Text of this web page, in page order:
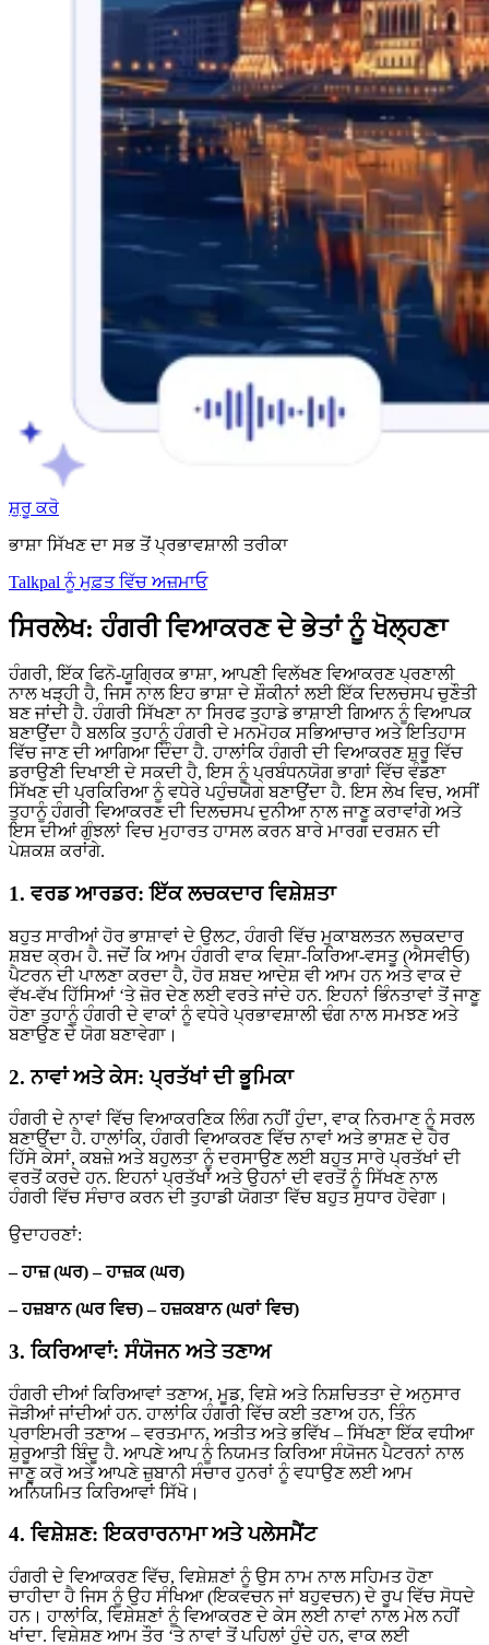
ਸ਼ੁਰੂ ਕਰੋ
ਭਾਸ਼ਾ ਸਿੱਖਣ ਦਾ ਸਭ ਤੋਂ ਪ੍ਰਭਾਵਸ਼ਾਲੀ ਤਰੀਕਾ
Talkpal ਨੂੰ ਮੁਫ਼ਤ ਵਿੱਚ ਅਜ਼ਮਾਓ
ਸਿਰਲੇਖ: ਹੰਗਰੀ ਵਿਆਕਰਣ ਦੇ ਭੇਤਾਂ ਨੂੰ ਖੋਲ੍ਹਣਾ
ਹੰਗਰੀ, ਇੱਕ ਫਿਨੋ-ਯੂਗ੍ਰਿਕ ਭਾਸ਼ਾ, ਆਪਣੀ ਵਿਲੱਖਣ ਵਿਆਕਰਣ ਪ੍ਰਣਾਲੀ
ਨਾਲ ਖੜ੍ਹੀ ਹੈ, ਜਿਸ ਨਾਲ ਇਹ ਭਾਸ਼ਾ ਦੇ ਸ਼ੌਕੀਨਾਂ ਲਈ ਇੱਕ ਦਿਲਚਸਪ ਚੁਣੌਤੀ
ਬਣ ਜਾਂਦੀ ਹੈ. ਹੰਗਰੀ ਸਿੱਖਣਾ ਨਾ ਸਿਰਫ ਤੁਹਾਡੇ ਭਾਸ਼ਾਈ ਗਿਆਨ ਨੂੰ ਵਿਆਪਕ
ਬਣਾਉਂਦਾ ਹੈ ਬਲਕਿ ਤੁਹਾਨੂੰ ਹੰਗਰੀ ਦੇ ਮਨਮੋਹਕ ਸਭਿਆਚਾਰ ਅਤੇ ਇਤਿਹਾਸ
ਵਿੱਚ ਜਾਣ ਦੀ ਆਗਿਆ ਦਿੰਦਾ ਹੈ. ਹਾਲਾਂਕਿ ਹੰਗਰੀ ਦੀ ਵਿਆਕਰਣ ਸ਼ੁਰੂ ਵਿੱਚ
ਡਰਾਉਣੀ ਦਿਖਾਈ ਦੇ ਸਕਦੀ ਹੈ, ਇਸ ਨੂੰ ਪ੍ਰਬੰਧਨਯੋਗ ਭਾਗਾਂ ਵਿੱਚ ਵੰਡਣਾ
ਸਿੱਖਣ ਦੀ ਪ੍ਰਕਿਰਿਆ ਨੂੰ ਵਧੇਰੇ ਪਹੁੰਚਯੋਗ ਬਣਾਉਂਦਾ ਹੈ. ਇਸ ਲੇਖ ਵਿਚ, ਅਸੀਂ
ਤੁਹਾਨੂੰ ਹੰਗਰੀ ਵਿਆਕਰਣ ਦੀ ਦਿਲਚਸਪ ਦੁਨੀਆ ਨਾਲ ਜਾਣੂ ਕਰਾਵਾਂਗੇ ਅਤੇ
ਇਸ ਦੀਆਂ ਗੁੰਝਲਾਂ ਵਿਚ ਮੁਹਾਰਤ ਹਾਸਲ ਕਰਨ ਬਾਰੇ ਮਾਰਗ ਦਰਸ਼ਨ ਦੀ
ਪੇਸ਼ਕਸ਼ ਕਰਾਂਗੇ.
1. ਵਰਡ ਆਰਡਰ: ਇੱਕ ਲਚਕਦਾਰ ਵਿਸ਼ੇਸ਼ਤਾ
ਬਹੁਤ ਸਾਰੀਆਂ ਹੋਰ ਭਾਸ਼ਾਵਾਂ ਦੇ ਉਲਟ, ਹੰਗਰੀ ਵਿੱਚ ਮੁਕਾਬਲਤਨ ਲਚਕਦਾਰ
ਸ਼ਬਦ ਕ੍ਰਮ ਹੈ. ਜਦੋਂ ਕਿ ਆਮ ਹੰਗਰੀ ਵਾਕ ਵਿਸ਼ਾ-ਕਿਰਿਆ-ਵਸਤੂ (ਐਸਵੀਓ)
ਪੈਟਰਨ ਦੀ ਪਾਲਣਾ ਕਰਦਾ ਹੈ, ਹੋਰ ਸ਼ਬਦ ਆਦੇਸ਼ ਵੀ ਆਮ ਹਨ ਅਤੇ ਵਾਕ ਦੇ
ਵੱਖ-ਵੱਖ ਹਿੱਸਿਆਂ ‘ਤੇ ਜ਼ੋਰ ਦੇਣ ਲਈ ਵਰਤੇ ਜਾਂਦੇ ਹਨ. ਇਹਨਾਂ ਭਿੰਨਤਾਵਾਂ ਤੋਂ ਜਾਣੂ
ਹੋਣਾ ਤੁਹਾਨੂੰ ਹੰਗਰੀ ਦੇ ਵਾਕਾਂ ਨੂੰ ਵਧੇਰੇ ਪ੍ਰਭਾਵਸ਼ਾਲੀ ਢੰਗ ਨਾਲ ਸਮਝਣ ਅਤੇ
ਬਣਾਉਣ ਦੇ ਯੋਗ ਬਣਾਵੇਗਾ।
2. ਨਾਵਾਂ ਅਤੇ ਕੇਸ: ਪ੍ਰਤੱਖਾਂ ਦੀ ਭੂਮਿਕਾ
ਹੰਗਰੀ ਦੇ ਨਾਵਾਂ ਵਿੱਚ ਵਿਆਕਰਣਿਕ ਲਿੰਗ ਨਹੀਂ ਹੁੰਦਾ, ਵਾਕ ਨਿਰਮਾਣ ਨੂੰ ਸਰਲ
ਬਣਾਉਂਦਾ ਹੈ. ਹਾਲਾਂਕਿ, ਹੰਗਰੀ ਵਿਆਕਰਣ ਵਿੱਚ ਨਾਵਾਂ ਅਤੇ ਭਾਸ਼ਣ ਦੇ ਹੋਰ
ਹਿੱਸੇ ਕੇਸਾਂ, ਕਬਜ਼ੇ ਅਤੇ ਬਹੁਲਤਾ ਨੂੰ ਦਰਸਾਉਣ ਲਈ ਬਹੁਤ ਸਾਰੇ ਪ੍ਰਤੱਖਾਂ ਦੀ
ਵਰਤੋਂ ਕਰਦੇ ਹਨ. ਇਹਨਾਂ ਪ੍ਰਤੱਖਾਂ ਅਤੇ ਉਹਨਾਂ ਦੀ ਵਰਤੋਂ ਨੂੰ ਸਿੱਖਣ ਨਾਲ
ਹੰਗਰੀ ਵਿੱਚ ਸੰਚਾਰ ਕਰਨ ਦੀ ਤੁਹਾਡੀ ਯੋਗਤਾ ਵਿੱਚ ਬਹੁਤ ਸੁਧਾਰ ਹੋਵੇਗਾ।
ਉਦਾਹਰਣਾਂ:
– ਹਾਜ਼ (ਘਰ) – ਹਾਜ਼ਕ (ਘਰ)
– ਹਜ਼ਬਾਨ (ਘਰ ਵਿਚ) – ਹਜ਼ਕਬਾਨ (ਘਰਾਂ ਵਿਚ)
3. ਕਿਰਿਆਵਾਂ: ਸੰਯੋਜਨ ਅਤੇ ਤਣਾਅ
ਹੰਗਰੀ ਦੀਆਂ ਕਿਰਿਆਵਾਂ ਤਣਾਅ, ਮੂਡ, ਵਿਸ਼ੇ ਅਤੇ ਨਿਸ਼ਚਿਤਤਾ ਦੇ ਅਨੁਸਾਰ
ਜੋੜੀਆਂ ਜਾਂਦੀਆਂ ਹਨ. ਹਾਲਾਂਕਿ ਹੰਗਰੀ ਵਿੱਚ ਕਈ ਤਣਾਅ ਹਨ, ਤਿੰਨ
ਪ੍ਰਾਇਮਰੀ ਤਣਾਅ – ਵਰਤਮਾਨ, ਅਤੀਤ ਅਤੇ ਭਵਿੱਖ – ਸਿੱਖਣਾ ਇੱਕ ਵਧੀਆ
ਸ਼ੁਰੂਆਤੀ ਬਿੰਦੂ ਹੈ. ਆਪਣੇ ਆਪ ਨੂੰ ਨਿਯਮਤ ਕਿਰਿਆ ਸੰਯੋਜਨ ਪੈਟਰਨਾਂ ਨਾਲ
ਜਾਣੂ ਕਰੋ ਅਤੇ ਆਪਣੇ ਜ਼ੁਬਾਨੀ ਸੰਚਾਰ ਹੁਨਰਾਂ ਨੂੰ ਵਧਾਉਣ ਲਈ ਆਮ
ਅਨਿਯਮਿਤ ਕਿਰਿਆਵਾਂ ਸਿੱਖੋ।
4. ਵਿਸ਼ੇਸ਼ਣ: ਇਕਰਾਰਨਾਮਾ ਅਤੇ ਪਲੇਸਮੈਂਟ
ਹੰਗਰੀ ਦੇ ਵਿਆਕਰਣ ਵਿੱਚ, ਵਿਸ਼ੇਸ਼ਣਾਂ ਨੂੰ ਉਸ ਨਾਮ ਨਾਲ ਸਹਿਮਤ ਹੋਣਾ
ਚਾਹੀਦਾ ਹੈ ਜਿਸ ਨੂੰ ਉਹ ਸੰਖਿਆ (ਇਕਵਚਨ ਜਾਂ ਬਹੁਵਚਨ) ਦੇ ਰੂਪ ਵਿੱਚ ਸੋਧਦੇ
ਹਨ। ਹਾਲਾਂਕਿ, ਵਿਸ਼ੇਸ਼ਣਾਂ ਨੂੰ ਵਿਆਕਰਣ ਦੇ ਕੇਸ ਲਈ ਨਾਵਾਂ ਨਾਲ ਮੇਲ ਨਹੀਂ
ਖਾਂਦਾ. ਵਿਸ਼ੇਸ਼ਣ ਆਮ ਤੌਰ ‘ਤੇ ਨਾਵਾਂ ਤੋਂ ਪਹਿਲਾਂ ਹੁੰਦੇ ਹਨ, ਵਾਕ ਲਈ